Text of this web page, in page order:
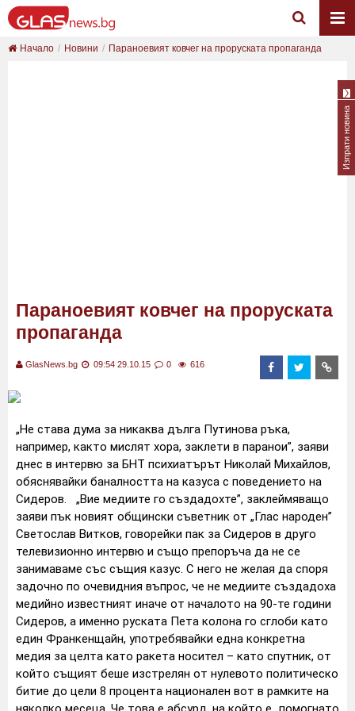
Начало Новини Параноевият ковчег на проруската пропаганда
Параноевият ковчег на проруската
пропаганда
GlasNews.bg 09:54 29.10.15 0 616
„Не става дума за никаква дълга Путинова ръка,
например, както мислят хора, заклети в паранои”, заяви
днес в интервю за БНТ психиатърът Николай Михайлов,
обяснявайки баналността на казуса с поведението на
Сидеров. „Вие медиите го създадохте”, заклеймяващо
заяви пък новият общински съветник от „Глас народен”
Светослав Витков, говорейки пак за Сидеров в друго
телевизионно интервю и също препоръча да не се
занимаваме със същия казус. С него не желая да споря
задочно по очевидния въпрос, че не медиите създадоха
медийно известният иначе от началото на 90-те години
Сидеров, а именно руската Пета колона го сглоби като
един Франкенщайн, употребявайки една конкретна
медия за целта като ракета носител – като спутник, от
който същият беше изстрелян от нулевото политическо
битие до цели 8 процента национален вот в рамките на
Изпрати новина